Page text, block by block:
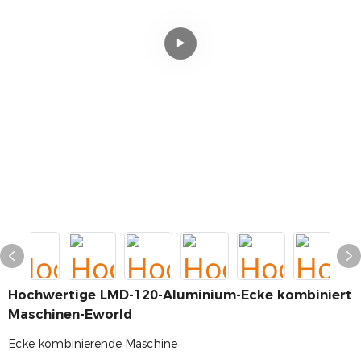
Hochwertige LMD-120-Aluminium-Ecke kombiniert
Maschinen-Eworld
Ecke kombinierende Maschine